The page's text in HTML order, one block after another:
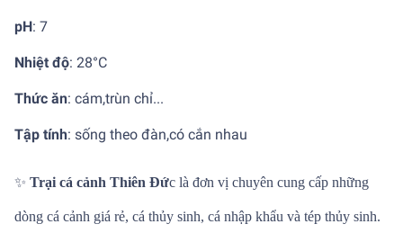
pH: 7
Nhiệt độ: 28°C
Thức ăn: cám,trùn chỉ...
Tập tính: sống theo đàn,có cắn nhau
✨ Trại cá cảnh Thiên Đức là đơn vị chuyên cung cấp những
dòng cá cảnh giá rẻ, cá thủy sinh, cá nhập khẩu và tép thủy sinh.